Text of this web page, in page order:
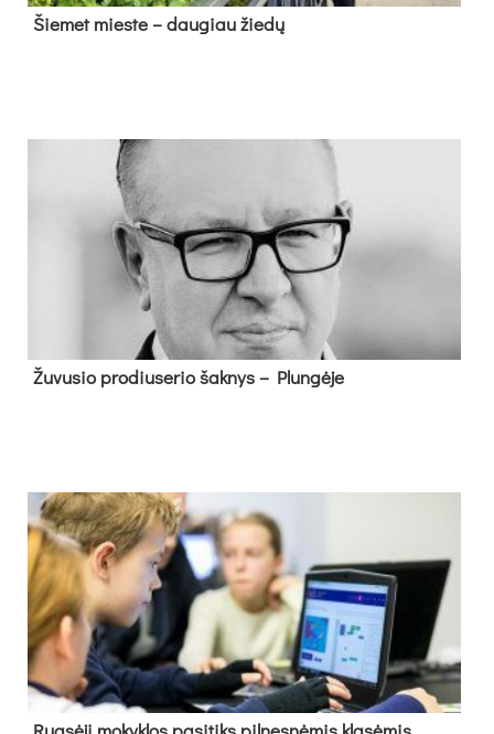
Šie­met mies­te – dau­giau žie­dų
Žu­vu­sio pro­diu­se­rio šak­nys – Plun­gė­je